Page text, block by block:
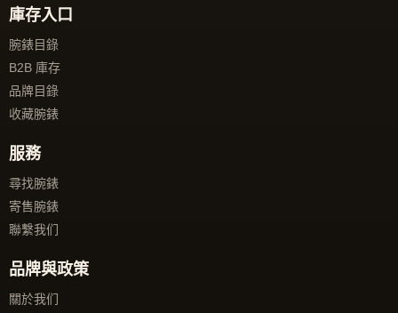
庫存入口
腕錶目錄
B2B 庫存
品牌目錄
收藏腕錶
服務
尋找腕錶
寄售腕錶
聯繫我们
品牌與政策
關於我们